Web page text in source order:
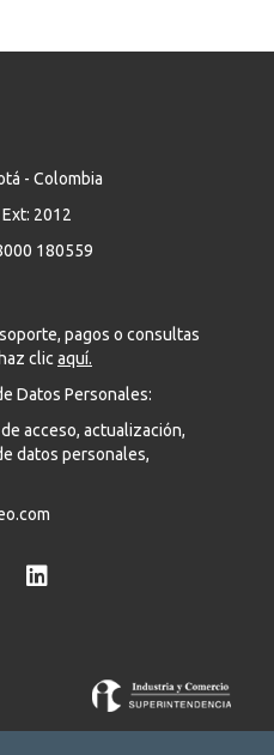
- Colombia
Ext: 2012
180559
pagos o consultas
clicaquí.
Datos Personales:
acceso, actualización,
datos personales,